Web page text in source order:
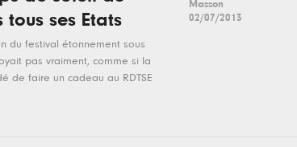
tous ses Etats
du festival étonnement sous
pas vraiment, comme si la
de faire un cadeau au RDTSE
Masson
02/07/2013